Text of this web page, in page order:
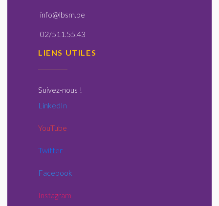
info@lbsm.be
02/511.55.43
LIENS UTILES
Suivez-nous !
LinkedIn
YouTube
Twitter
Facebook
Instagram